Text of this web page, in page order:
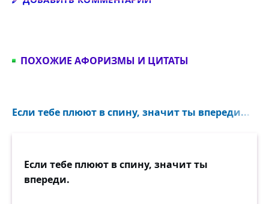
ПОХОЖИЕ АФОРИЗМЫ И ЦИТАТЫ
Если тебе плюют в спину, значит ты впереди...
Если тебе плюют в спину, значит ты
впереди.